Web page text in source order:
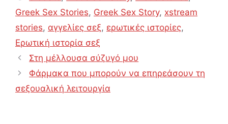
Greek Sex Stories, Greek Sex Story, xstream
stories, αγγελίες σεξ, ερωτικές ιστορίες,
Ερωτική ιστορία σεξ
Στη μέλλουσα σύζυγό μου
Φάρμακα που μπορούν να επηρεάσουν τη
σεξουαλική λειτουργία